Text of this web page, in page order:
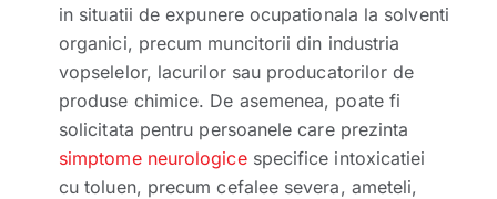
in situatii de expunere ocupationala la solventi
organici, precum muncitorii din industria
vopselelor, lacurilor sau producatorilor de
produse chimice. De asemenea, poate fi
solicitata pentru persoanele care prezinta
simptome neurologicespecifice intoxicatiei
cu toluen, precum cefalee severa, ameteli,